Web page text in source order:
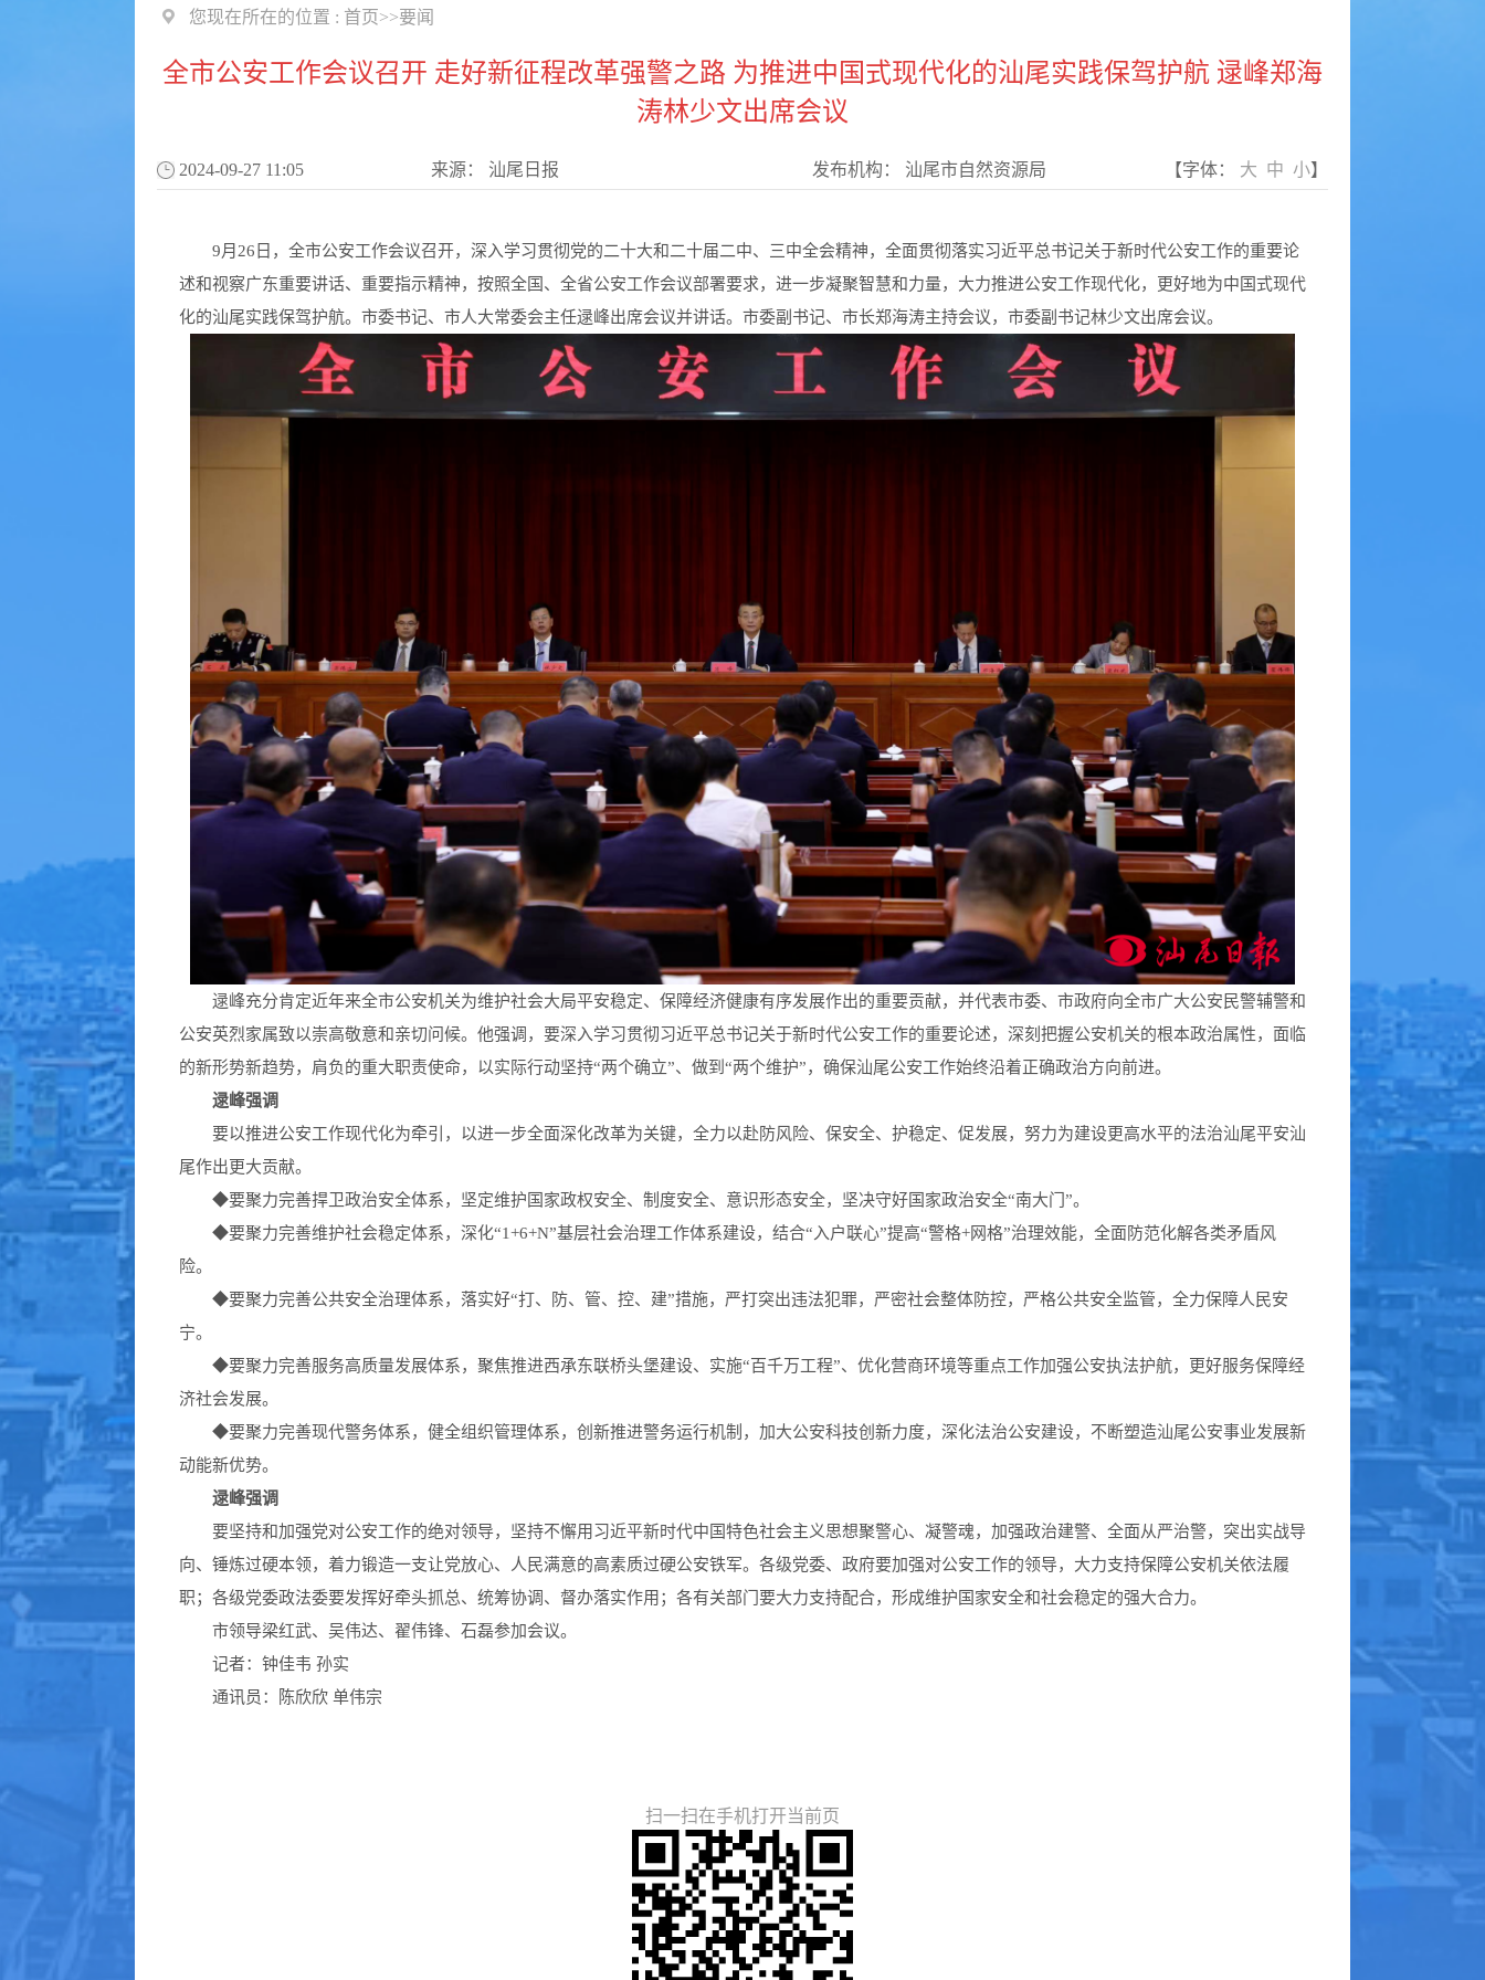
您现在所在的位置 : 首页>>要闻
全市公安工作会议召开 走好新征程改革强警之路 为推进中国式现代化的汕尾实践保驾护航 逯峰郑海
涛林少文出席会议
2024-09-27 11:05 来源： 汕尾日报 发布机构： 汕尾市自然资源局 【字体： 大 中 小】
9月26日，全市公安工作会议召开，深入学习贯彻党的二十大和二十届二中、三中全会精神，全面贯彻落实习近平总书记关于新时代公安工作的重要论
述和视察广东重要讲话、重要指示精神，按照全国、全省公安工作会议部署要求，进一步凝聚智慧和力量，大力推进公安工作现代化，更好地为中国式现代
化的汕尾实践保驾护航。市委书记、市人大常委会主任逯峰出席会议并讲话。市委副书记、市长郑海涛主持会议，市委副书记林少文出席会议。
逯峰充分肯定近年来全市公安机关为维护社会大局平安稳定、保障经济健康有序发展作出的重要贡献，并代表市委、市政府向全市广大公安民警辅警和
公安英烈家属致以崇高敬意和亲切问候。他强调，要深入学习贯彻习近平总书记关于新时代公安工作的重要论述，深刻把握公安机关的根本政治属性，面临
的新形势新趋势，肩负的重大职责使命，以实际行动坚持“两个确立”、做到“两个维护”，确保汕尾公安工作始终沿着正确政治方向前进。
逯峰强调
要以推进公安工作现代化为牵引，以进一步全面深化改革为关键，全力以赴防风险、保安全、护稳定、促发展，努力为建设更高水平的法治汕尾平安汕
尾作出更大贡献。
◆要聚力完善捍卫政治安全体系，坚定维护国家政权安全、制度安全、意识形态安全，坚决守好国家政治安全“南大门”。
◆要聚力完善维护社会稳定体系，深化“1+6+N”基层社会治理工作体系建设，结合“入户联心”提高“警格+网格”治理效能，全面防范化解各类矛盾风
险。
◆要聚力完善公共安全治理体系，落实好“打、防、管、控、建”措施，严打突出违法犯罪，严密社会整体防控，严格公共安全监管，全力保障人民安
宁。
◆要聚力完善服务高质量发展体系，聚焦推进西承东联桥头堡建设、实施“百千万工程”、优化营商环境等重点工作加强公安执法护航，更好服务保障经
济社会发展。
◆要聚力完善现代警务体系，健全组织管理体系，创新推进警务运行机制，加大公安科技创新力度，深化法治公安建设，不断塑造汕尾公安事业发展新
动能新优势。
逯峰强调
要坚持和加强党对公安工作的绝对领导，坚持不懈用习近平新时代中国特色社会主义思想聚警心、凝警魂，加强政治建警、全面从严治警，突出实战导
向、锤炼过硬本领，着力锻造一支让党放心、人民满意的高素质过硬公安铁军。各级党委、政府要加强对公安工作的领导，大力支持保障公安机关依法履
职；各级党委政法委要发挥好牵头抓总、统筹协调、督办落实作用；各有关部门要大力支持配合，形成维护国家安全和社会稳定的强大合力。
市领导梁红武、吴伟达、翟伟锋、石磊参加会议。
记者：钟佳韦 孙实
通讯员：陈欣欣 单伟宗
扫一扫在手机打开当前页